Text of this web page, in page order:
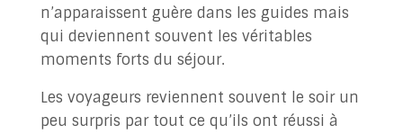
n’apparaissent guère dans les guides mais
qui deviennent souvent les véritables
moments forts du séjour.
Les voyageurs reviennent souvent le soir un
peu surpris par tout ce qu’ils ont réussi à